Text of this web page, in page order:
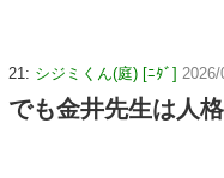
21: シジミくん(庭) [ﾆﾀﾞ]
でも金井先生は人